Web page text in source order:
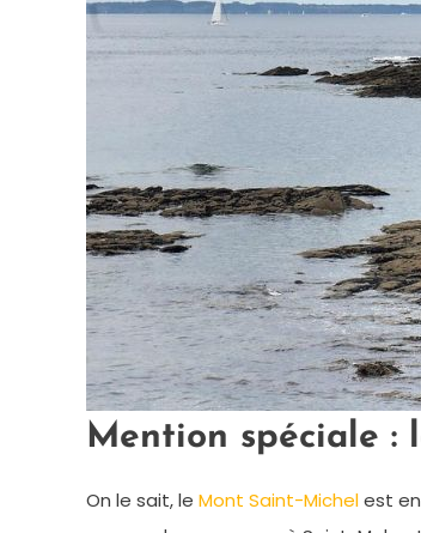
Mention spéciale :
On le sait, le Mont Saint-Michelest